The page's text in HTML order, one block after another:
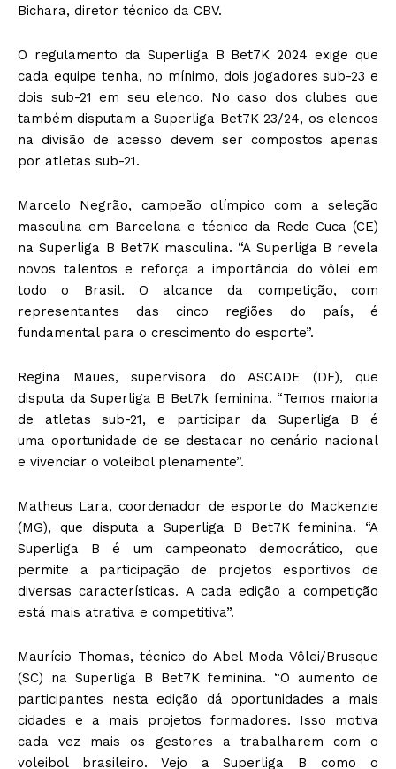
Bichara, diretor técnico da CBV.
O regulamento da Superliga B Bet7K 2024 exige que
cada equipe tenha, no mínimo, dois jogadores sub-23 e
dois sub-21 em seu elenco. No caso dos clubes que
também disputam a Superliga Bet7K 23/24, os elencos
na divisão de acesso devem ser compostos apenas
por atletas sub-21.
Marcelo Negrão, campeão olímpico com a seleção
masculina em Barcelona e técnico da Rede Cuca (CE)
na Superliga B Bet7K masculina. “A Superliga B revela
novos talentos e reforça a importância do vôlei em
todo o Brasil. O alcance da competição, com
representantes das cinco regiões do país, é
fundamental para o crescimento do esporte”.
Regina Maues, supervisora do ASCADE (DF), que
disputa da Superliga B Bet7k feminina. “Temos maioria
de atletas sub-21, e participar da Superliga B é
uma oportunidade de se destacar no cenário nacional
e vivenciar o voleibol plenamente”.
Matheus Lara, coordenador de esporte do Mackenzie
(MG), que disputa a Superliga B Bet7K feminina. “A
Superliga B é um campeonato democrático, que
permite a participação de projetos esportivos de
diversas características. A cada edição a competição
está mais atrativa e competitiva”.
Maurício Thomas, técnico do Abel Moda Vôlei/Brusque
(SC) na Superliga B Bet7K feminina. “O aumento de
participantes nesta edição dá oportunidades a mais
cidades e a mais projetos formadores. Isso motiva
cada vez mais os gestores a trabalharem com o
voleibol brasileiro. Vejo a Superliga B como o